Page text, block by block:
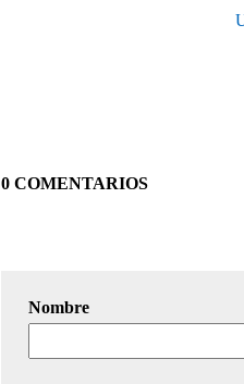
0 COMENTARIOS
Nombre